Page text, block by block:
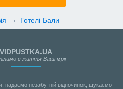
› Готелі Бали
VIDPUSTKA.UA
в життя Ваші мрії
надаємо незабутній відпочинок, шукаємо